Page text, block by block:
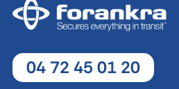
04 72 45 01 20